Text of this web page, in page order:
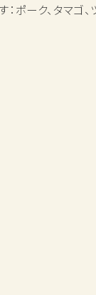
ーク、タマゴ、